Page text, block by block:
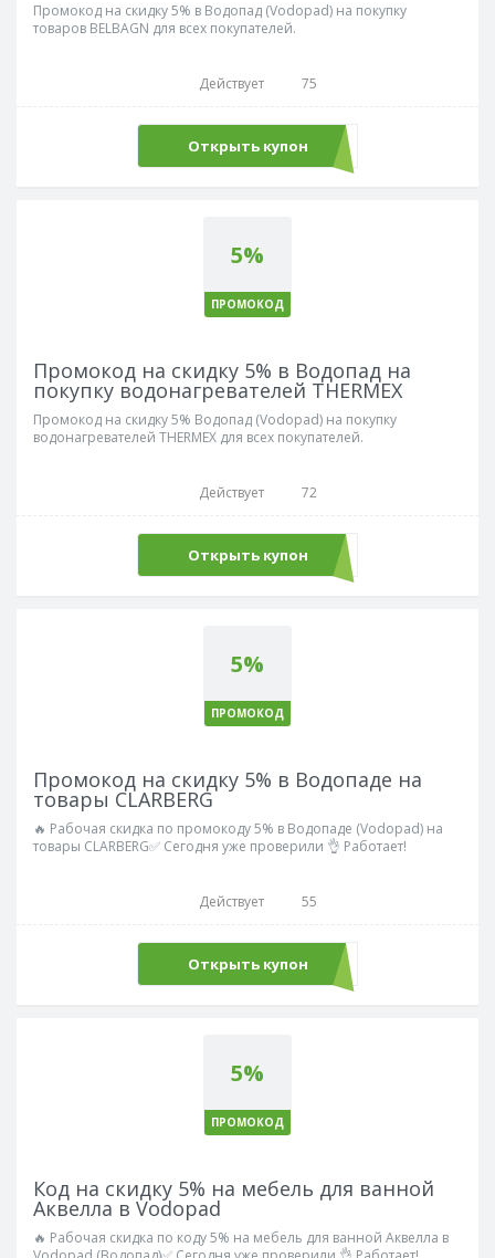
Промокод на скидку 5% в Водопад (Vodopad) на покупку
товаров BELBAGN для всех покупателей.
Действует 75
Открыть купонbelbagno
5%
ПРОМОКОД
Промокод на скидку 5% в Водопад на
покупку водонагревателей THERMEX
Промокод на скидку 5% Водопад (Vodopad) на покупку
водонагревателей THERMEX для всех покупателей.
Действует 72
Открыть купонthermex5
5%
ПРОМОКОД
Промокод на скидку 5% в Водопаде на
товары CLARBERG
🔥 Рабочая скидка по промокоду 5% в Водопаде (Vodopad) на
товары CLARBERG✅ Сегодня уже проверили 👌 Работает!
Действует 55
Открыть купонclarberg5a
5%
ПРОМОКОД
Код на скидку 5% на мебель для ванной
Аквелла в Vodopad
🔥 Рабочая скидка по коду 5% на мебель для ванной Аквелла в